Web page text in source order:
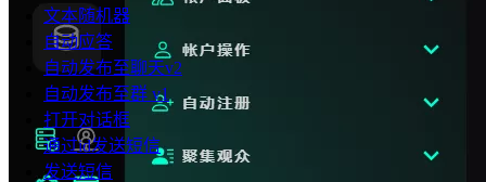
文本随机器
自动应答
自动发布至聊天v2
自动发布至群 v1
打开对话框
通过id发送短信
发送短信